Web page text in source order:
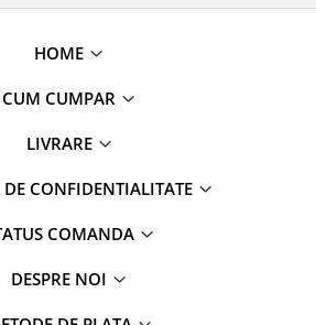
HOME
CUM CUMPAR
LIVRARE
CONFIDENTIALITATE
COMANDA
DESPRE NOI